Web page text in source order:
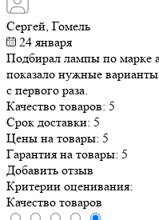
Сергей, Гомель
24 января
Подбирал лампы по марке
показало нужные
с первого раза.
Качество товаров: 5
Срок доставки: 5
Цены на товары: 5
Гарантия на товары: 5
Добавить отзыв
Критерии оценивания:
Качество товаров